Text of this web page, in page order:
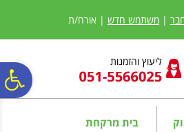
נגישות
אתר
המרכזי| משתמש חדש | אורח/ת
ליעוץ והזמנות
בית מרקחת